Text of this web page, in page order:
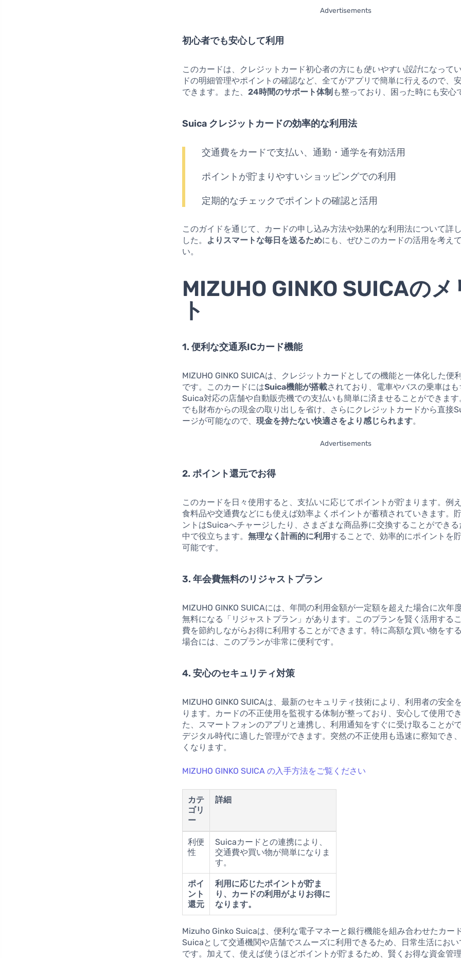
Advertisements
初心者でも安心して利用
このカードは、クレジットカード初心者の方にも使いやすい設計になって
ドの明細管理やポイントの確認など、全てがアプリで簡単に行えるので、
できます。また、24時間のサポート体制 も整っており、困った時にも安心
Suica クレジットカードの効率的な利用法
交通費をカードで支払い、通勤・通学を有効活用
ポイントが貯まりやすいショッピングでの利用
定期的なチェックでポイントの確認と活用
このガイドを通じて、カードの申し込み方法や効果的な利用法について詳
した。 よりスマートな毎日を送るためにも、ぜひこのカードの活用を考え
い。
MIZUHO GINKO SUICAのメ
ト
1. 便利な交通系ICカード機能
MIZUHO GINKO SUICAは、クレジットカードとしての機能と一体化した便
です。このカードにはSuica機能が搭載されており、電車やバスの乗車は
Suica対応の店舗や自動販売機での支払いも簡単に済ませることができま
でも財布からの現金の取り出しを省け、さらにクレジットカードから直接
ージが可能なので、現金を持たない快適さをより感じられます。
Advertisements
2. ポイント還元でお得
このカードを日々使用すると、支払いに応じてポイントが貯まります。例
食料品や交通費などにも使えば効率よくポイントが蓄積されていきます。
ントはSuicaへチャージしたり、さまざまな商品券に交換することができ
中で役立ちます。無理なく計画的に利用することで、効率的にポイントを
可能です。
3. 年会費無料のリジャストプラン
MIZUHO GINKO SUICAには、年間の利用金額が一定額を超えた場合に次年
無料になる「リジャストプラン」があります。このプランを賢く活用する
費を節約しながらお得に利用することができます。特に高額な買い物をす
場合には、このプランが非常に便利です。
4. 安心のセキュリティ対策
MIZUHO GINKO SUICAは、最新のセキュリティ技術により、利用者の安全
ります。カードの不正使用を監視する体制が整っており、安心して使用で
た、スマートフォンのアプリと連携し、利用通知をすぐに受け取ることが
デジタル時代に適した管理ができます。突然の不正使用も迅速に察知でき
くなります。
MIZUHO GINKO SUICA の入手方法をご覧ください
カテ
ゴリ
ー
詳細
利便
性
Suicaカードとの連携により、
交通費や買い物が簡単になりま
す。
ポイ
ント
還元
利用に応じたポイントが貯ま
り、カードの利用がよりお得に
なります。
Mizuho Ginko Suicaは、便利な電子マネーと銀行機能を組み合わせたカー
Suicaとして交通機関や店舗でスムーズに利用できるため、日常生活にお
です。加えて、使えば使うほどポイントが貯まるため、賢くお得な資金管